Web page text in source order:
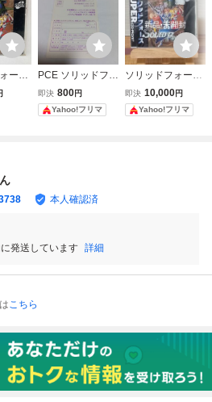
ース
PCE ソリッドフォ
ース ハガキのみ
即決 800円
Yahoo!フリマ
ソリッドフォー
ス PCエンジ
ン SUPERCD-R
OM PCE
即決 10,000円
Yahoo!フリマ
本人確認済
発送しています 詳細
こちら